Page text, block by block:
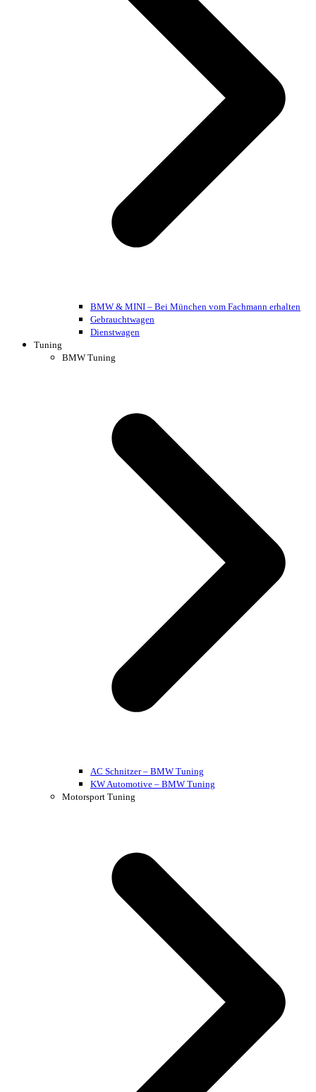
BMW & MINI – Bei München vom Fachmann erhalten
Gebrauchtwagen
Dienstwagen
Tuning
BMW Tuning
AC Schnitzer – BMW Tuning
KW Automotive – BMW Tuning
Motorsport Tuning